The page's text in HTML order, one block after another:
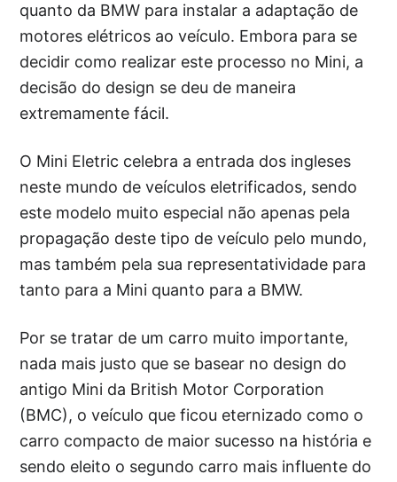
quanto da BMW para instalar a adaptação de
motores elétricos ao veículo. Embora para se
decidir como realizar este processo no Mini, a
decisão do design se deu de maneira
extremamente fácil.
O Mini Eletric celebra a entrada dos ingleses
neste mundo de veículos eletrificados, sendo
este modelo muito especial não apenas pela
propagação deste tipo de veículo pelo mundo,
mas também pela sua representatividade para
tanto para a Mini quanto para a BMW.
Por se tratar de um carro muito importante,
nada mais justo que se basear no design do
antigo Mini da British Motor Corporation
(BMC), o veículo que ficou eternizado como o
carro compacto de maior sucesso na história e
sendo eleito o segundo carro mais influente do